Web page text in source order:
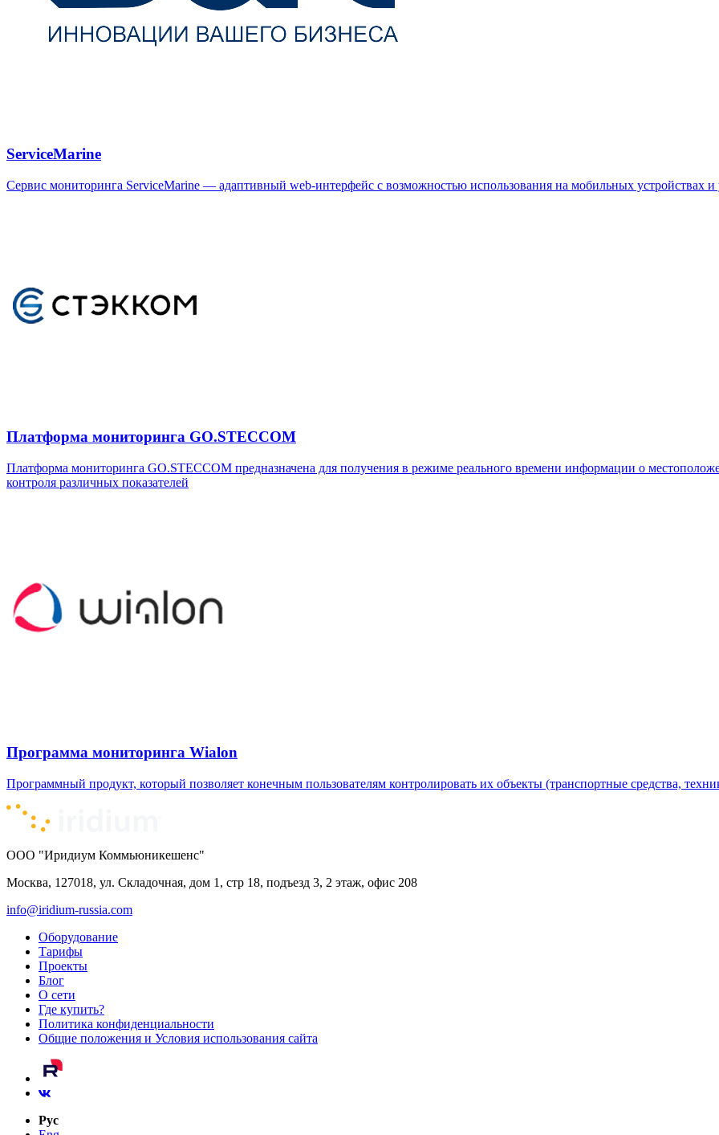
ServiceMarine
Сервис мониторинга ServiceMarine — адаптивный web-интерфейс с возможностью использования на мобильных устройствах
Платформа мониторинга GO.STECCOM
Платформа мониторинга GO.STECCOM предназначена для получения в режиме реального времени информации о
контроля различных показателей
Программа мониторинга Wialon
Программный продукт, который позволяет конечным пользователям контролировать их объекты (транспортные средства,
ООО "Иридиум Коммьюникешенс"
Москва, 127018, ул. Складочная, дом 1, стр 18, подъезд 3, 2 этаж, офис 208
info@iridium-russia.com
Оборудование
Тарифы
Проекты
Блог
О сети
Где купить?
Политика конфиденциальности
Общие положения и Условия использования сайта
Рус